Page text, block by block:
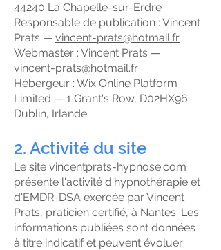
44240 La Chapelle-sur-Erdre
Responsable de publication : Vincent
Prats — vincent-prats@hotmail.fr
Webmaster : Vincent Prats —
vincent-prats@hotmail.fr
Hébergeur : Wix Online Platform
Limited — 1 Grant's Row, D02HX96
Dublin, Irlande
2. Activité du site
Le site vincentprats-hypnose.com
présente l'activité d'hypnothérapie et
d'EMDR-DSA exercée par Vincent
Prats, praticien certifié, à Nantes. Les
informations publiées sont données
à titre indicatif et peuvent évoluer